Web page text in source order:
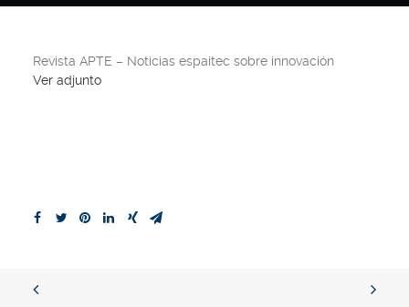
Revista APTE – Noticias espaitec sobre innovación
Ver adjunto